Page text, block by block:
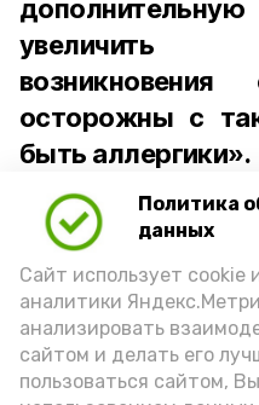
Политика
данных
Сайт использует cookie
аналитики
анализировать
сайтом и делать его
пользоваться сайтом,
дополнительную
увеличить
осторожны с
быть аллергики».
Для взрослого
порцией икры
(2-3 ложки). При
внимание на хлеб,
подаётся: лучше
цельнозерновой, с